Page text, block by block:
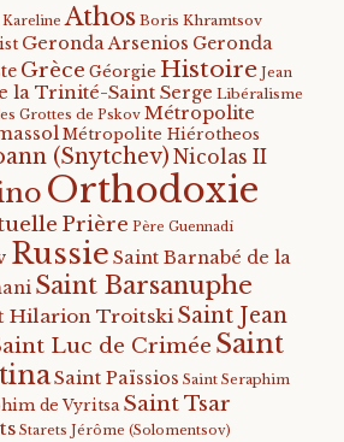
Athos Boris Khramtsov
Geronda Arsenios Geronda
Grèce Géorgie Histoire Jean
la Trinité-Saint Serge Libéralisme
Grottes de Pskov Métropolite
Métropolite Hiérotheos
(Snytchev) Nicolas II
Orthodoxie
Prière Père Guennadi
Russie Saint Barnabé de la
Saint Barsanuphe
Hilarion Troitski Saint Jean
Luc de Crimée Saint
Saint Païssios Saint Seraphim
de Vyritsa Saint Tsar
Starets Jérôme (Solomentsov)